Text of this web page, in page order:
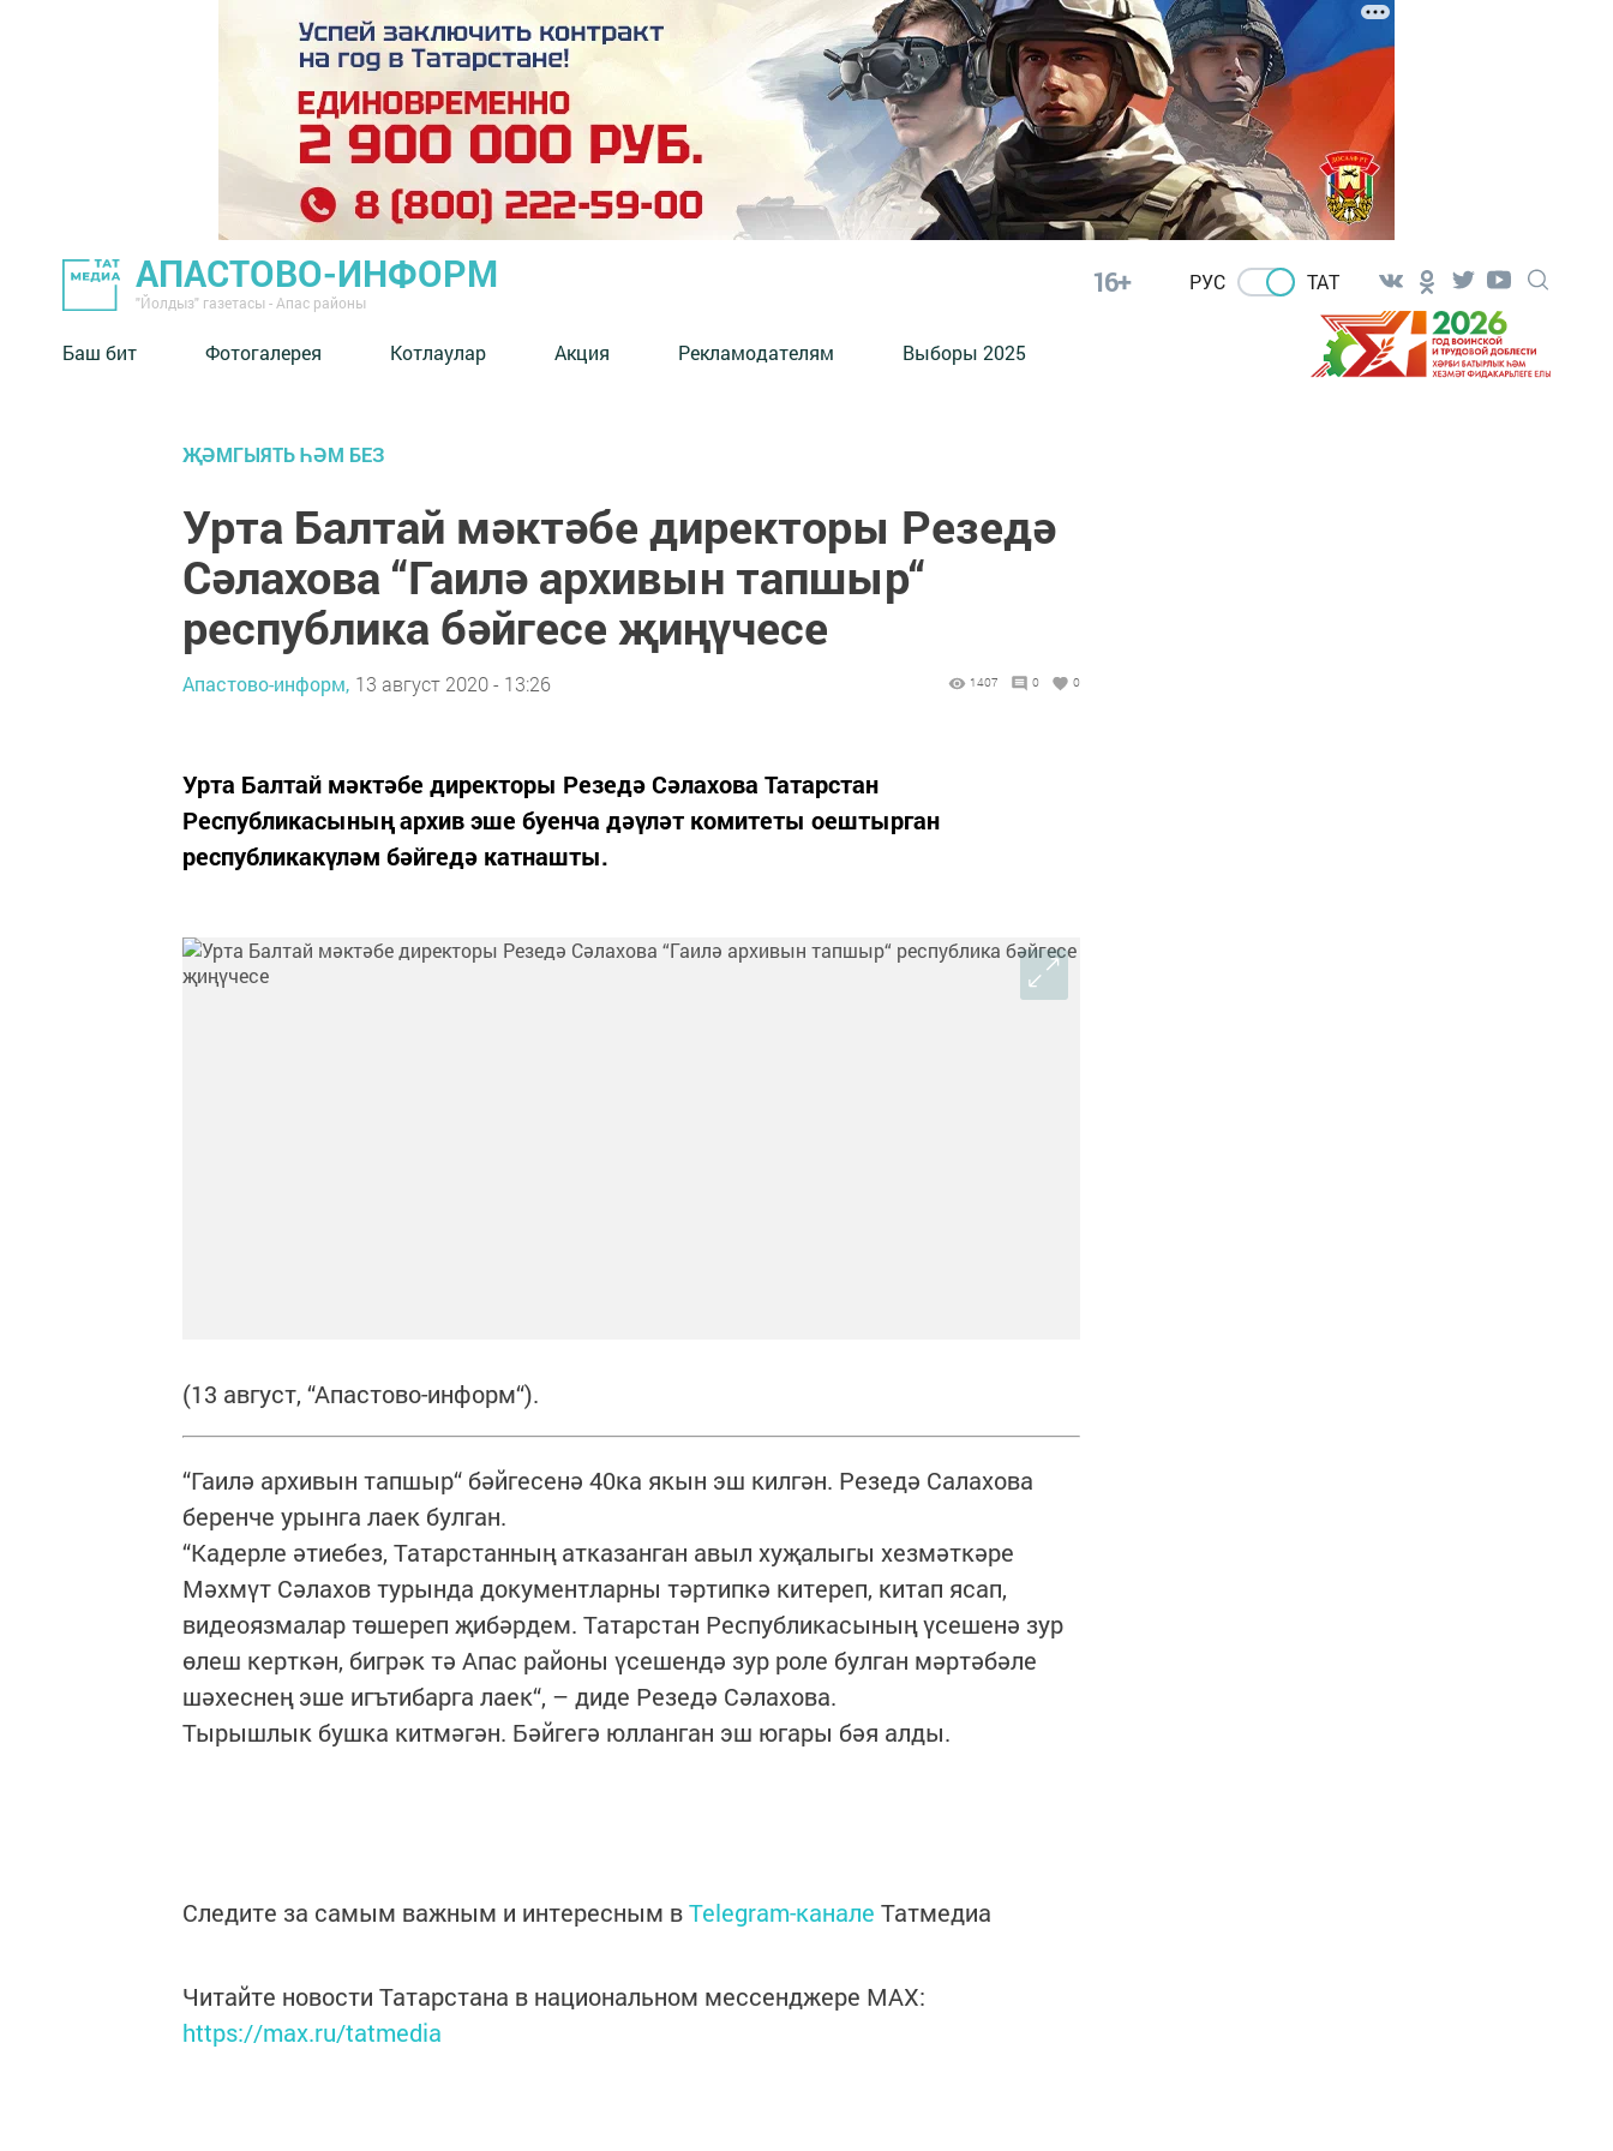
АПАСТОВО-ИНФОРМ
"Йолдыз" газетасы - Апас районы
16+ РУС ТАТ
Баш бит Фотогалерея Котлаулар Акция Рекламодателям Выборы 2025
ҖӘМГЫЯТЬ ҺӘМ БЕЗ
Урта Балтай мәктәбе директоры Резедә
Сәлахова “Гаилә архивын тапшыр“
республика бәйгесе җиңүчесе
Апастово-информ, 13 август 2020 - 13:26 1407 0 0
Урта Балтай мәктәбе директоры Резедә Сәлахова Татарстан
Республикасының архив эше буенча дәүләт комитеты оештырган
республикакүләм бәйгедә катнашты.
(13 август, “Апастово-информ“).
“Гаилә архивын тапшыр“ бәйгесенә 40ка якын эш килгән. Резедә Салахова
беренче урынга лаек булган.
“Кадерле әтиебез, Татарстанның атказанган авыл хуҗалыгы хезмәткәре
Мәхмүт Сәлахов турында документларны тәртипкә китереп, китап ясап,
видеоязмалар төшереп җибәрдем. Татарстан Республикасының үсешенә зур
өлеш керткән, бигрәк тә Апас районы үсешендә зур роле булган мәртәбәле
шәхеснең эше игътибарга лаек“, – диде Резедә Сәлахова.
Тырышлык бушка китмәгән. Бәйгегә юлланган эш югары бәя алды.
Следите за самым важным и интересным вTelegram-канале Татмедиа
Читайте новости Татарстана в национальном мессенджере MАХ:
https://max.ru/tatmedia